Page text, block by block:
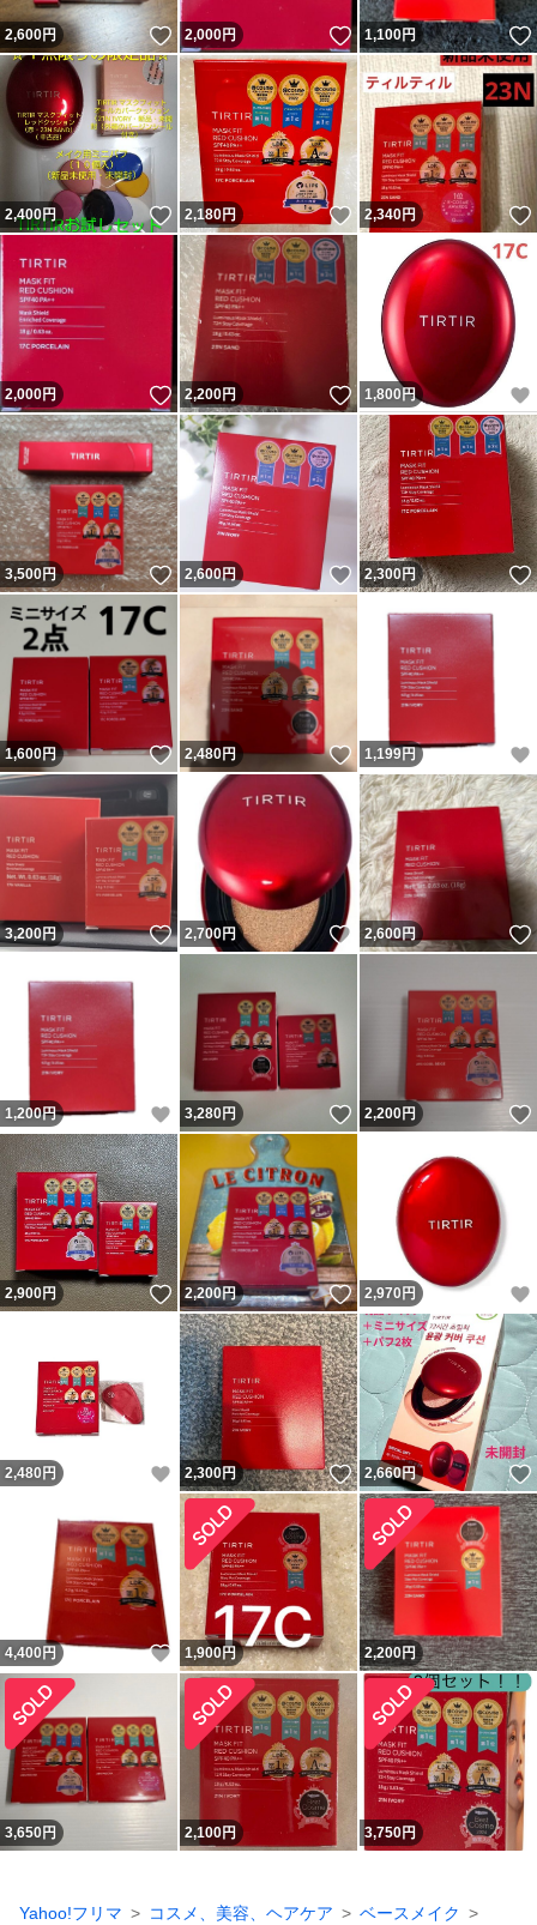
2,600円 いいね！
2,000円 いいね！
1,100円
2,400円 いいね！
2,180円 いいね！
2,340円
2,000円 いいね！
2,200円 いいね！
1,800 円
3,500円 いいね！
2,600円 いいね！
2,300円
1,600円 いいね！
2,480円 いいね！
1,199円
3,200円 いいね！
2,700円 いいね！
2,600円
1,200円 いいね！
3,280円 いいね！
2,200円
2,900円 いいね！
2,200円 いいね！
2,970 円
2,480 円 いいね！
2,300円 いいね！
2,660円
4,400 円 いいね！
1,900円 2,200円
3,650円 2,100円 3,750円
Yahoo!フリマ コスメ、美容、ヘアケア
ベースメイク